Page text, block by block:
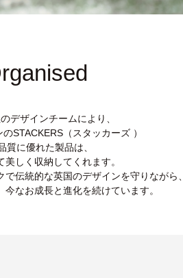
デザインチームにより、
STACKERS（スタッカーズ ）
質に優れた製品は、
しく収納してくれます。
伝統的な英国のデザインを守りながら、
なお成長と進化を続けています。